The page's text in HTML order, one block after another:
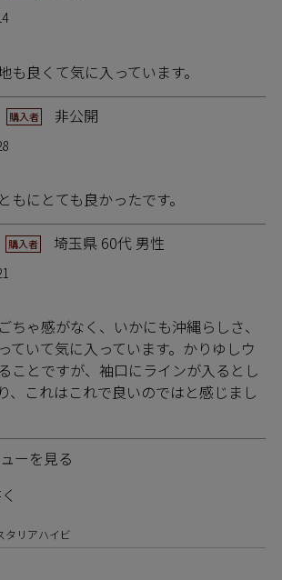
も良くて気に入っています。
購入者 非公開
もにとても良かったです。
購入者 埼玉県 60代 男性
ちゃ感がなく、いかにも沖縄らしさ、
ていて気に入っています。かりゆしウ
ことですが、袖口にラインが入るとし
、これはこれで良いのではと感じまし
ーを見る
タリアハイビ